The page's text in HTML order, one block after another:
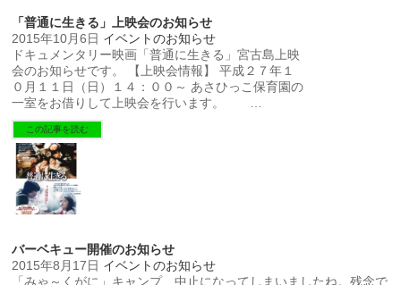
「普通に生きる」上映会のお知らせ
2015年10月6日 イベントのお知らせ
ドキュメンタリー映画「普通に生きる」宮古島上映
会のお知らせです。 【上映会情報】 平成２７年１
０月１１日（日）１４：００～ あさひっこ保育園の
一室をお借りして上映会を行います。 …
この記事を読む
バーベキュー開催のお知らせ
2015年8月17日 イベントのお知らせ
「みゃ～くがに」キャンプ…中止になってしまいましたね。残念で